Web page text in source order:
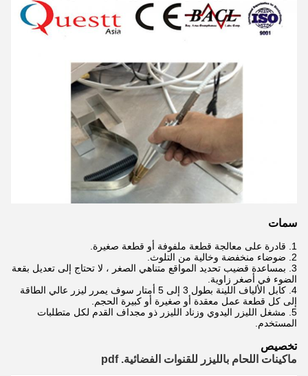
سمات
1. قادرة على معالجة قطعة ملفوفة أو قطعة صغيرة.
2. ضوضاء منخفضة وخالية من التلوث.
3. بمساعدة قضيب تحديد المواقع متناهي الصغر ، لا تحتاج إلى تعديل بقعة
الضوء في أصغر زاوية.
4. كابل الألياف اللينة بطول 3 إلى 5 أمتار سوف يمرر ليزر عالي الطاقة
إلى كل قطعة عمل معقدة أو صغيرة أو كبيرة الحجم.
5. مشغل الليزر اليدوي وزناد الليزر ذو مجداف القدم لكل متطلبات
المستخدم.
تخصيص
ماكينات اللحام بالليزر للقنوات الفضائية. pdf